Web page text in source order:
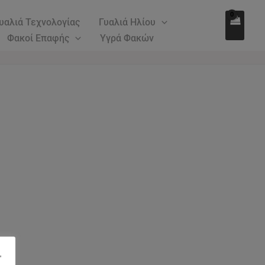
Τεχνολογίας
Γυαλιά Ηλίου
Φακοί Επαφής
Υγρά Φακών